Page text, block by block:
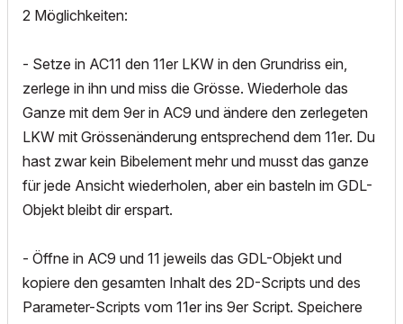
2 Möglichkeiten:
- Setze in AC11 den 11er LKW in den Grundriss ein,
zerlege in ihn und miss die Grösse. Wiederhole das
Ganze mit dem 9er in AC9 und ändere den zerlegeten
LKW mit Grössenänderung entsprechend dem 11er. Du
hast zwar kein Bibelement mehr und musst das ganze
für jede Ansicht wiederholen, aber ein basteln im GDL-
Objekt bleibt dir erspart.
- Öffne in AC9 und 11 jeweils das GDL-Objekt und
kopiere den gesamten Inhalt des 2D-Scripts und des
Parameter-Scripts vom 11er ins 9er Script. Speichere